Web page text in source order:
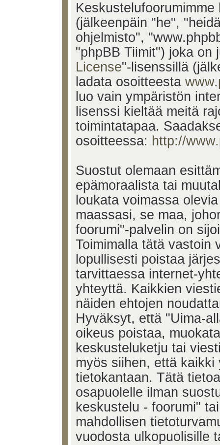
(jälkeenpäin "he",
ohjelmisto",
"phpBB Tiimit") joka on
License"-lisenssillä
ladata osoitteesta
luo vain ympäristön
lisenssi kieltää meitä
toimintatapaa.
osoitteessa: http://
Suostut olemaan
epämoraalista tai
loukata voimassa
maassasi, se maa,
foorumi"-palvelin on
Toimimalla tätä vastoin
lopullisesti poistaa
tarvittaessa internet-
yhteyttä. Kaikkien
näiden ehtojen
Hyväksyt, että "Uima-
oikeus poistaa,
keskusteluketju tai
myös siihen, että
tietokantaan. Tätä
osapuolelle ilman
keskustelu - foorumi"
mahdollisen
vuodosta ulkopuolisille